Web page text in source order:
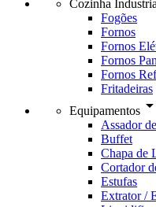
Cozinha
Fogões
Fornos
Fornos
Fornos
Fornos
Fritadeiras
Equipamentos arrow_drop_down
Assador
Buffet
Chapa de
Cortador
Estufas
Extrator /